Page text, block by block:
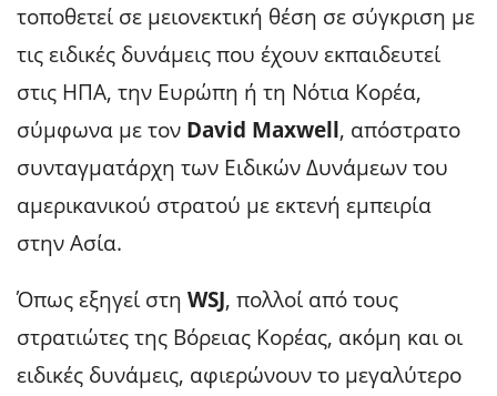
τοποθετεί σε μειονεκτική θέση σε σύγκριση με
τις ειδικές δυνάμεις που έχουν εκπαιδευτεί
στις ΗΠΑ, την Ευρώπη ή τη Νότια Κορέα,
σύμφωνα με τον David Maxwell, απόστρατο
συνταγματάρχη των Ειδικών Δυνάμεων του
αμερικανικού στρατού με εκτενή εμπειρία
στην Ασία.
Όπως εξηγεί στη WSJ, πολλοί από τους
στρατιώτες της Βόρειας Κορέας, ακόμη και οι
ειδικές δυνάμεις, αφιερώνουν το μεγαλύτερο